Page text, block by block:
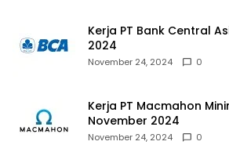
Kerja PT Bank Central
2024
November 24, 2024 0
Kerja PT Macmahon
November 2024
November 24, 2024 0